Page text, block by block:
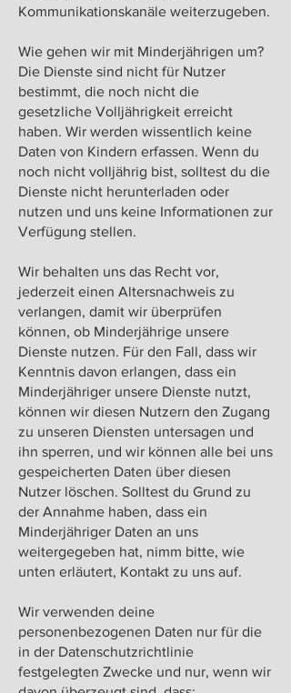
Kommunikationskanäle weiterzugeben.
Wie gehen wir mit Minderjährigen um?
Die Dienste sind nicht für Nutzer
bestimmt, die noch nicht die
gesetzliche Volljährigkeit erreicht
haben. Wir werden wissentlich keine
Daten von Kindern erfassen. Wenn du
noch nicht volljährig bist, solltest du die
Dienste nicht herunterladen oder
nutzen und uns keine Informationen zur
Verfügung stellen.
Wir behalten uns das Recht vor,
jederzeit einen Altersnachweis zu
verlangen, damit wir überprüfen
können, ob Minderjährige unsere
Dienste nutzen. Für den Fall, dass wir
Kenntnis davon erlangen, dass ein
Minderjähriger unsere Dienste nutzt,
können wir diesen Nutzern den Zugang
zu unseren Diensten untersagen und
ihn sperren, und wir können alle bei uns
gespeicherten Daten über diesen
Nutzer löschen. Solltest du Grund zu
der Annahme haben, dass ein
Minderjähriger Daten an uns
weitergegeben hat, nimm bitte, wie
unten erläutert, Kontakt zu uns auf.
Wir verwenden deine
personenbezogenen Daten nur für die
in der Datenschutzrichtlinie
festgelegten Zwecke und nur, wenn wir